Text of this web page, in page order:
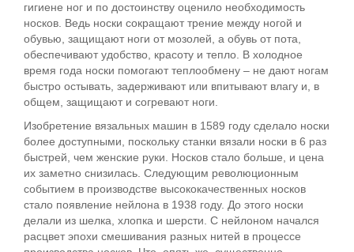
гигиене ног и по достоинству оценило необходимость
носков. Ведь носки сокращают трение между ногой и
обувью, защищают ноги от мозолей, а обувь от пота,
обеспечивают удобство, красоту и тепло. В холодное
время года носки помогают теплообмену – не дают ногам
быстро остывать, задерживают или впитывают влагу и, в
общем, защищают и согревают ноги.
Изобретение вязальных машин в 1589 году сделало носки
более доступными, поскольку станки вязали носки в 6 раз
быстрей, чем женские руки. Носков стало больше, и цена
их заметно снизилась. Следующим революционным
событием в производстве высококачественных носков
стало появление нейлона в 1938 году. До этого носки
делали из шелка, хлопка и шерсти. С нейлоном начался
расцвет эпохи смешивания разных нитей в процессе